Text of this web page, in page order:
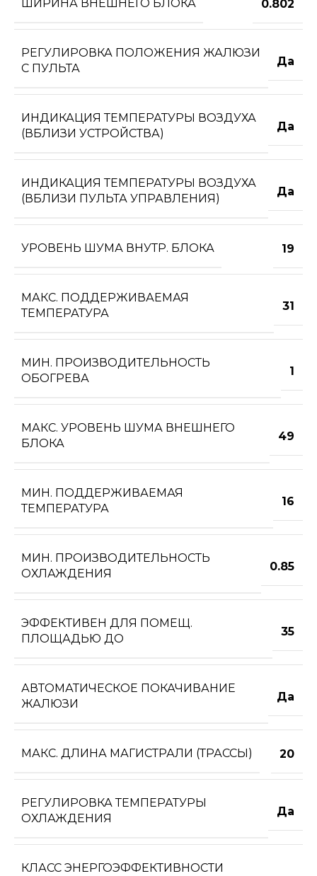
ШИРИНА ВНЕШНЕГО БЛОКА 0.802
РЕГУЛИРОВКА ПОЛОЖЕНИЯ ЖАЛЮЗИ
С ПУЛЬТА
Да
ИНДИКАЦИЯ ТЕМПЕРАТУРЫ ВОЗДУХА
(ВБЛИЗИ УСТРОЙСТВА)
Да
ИНДИКАЦИЯ ТЕМПЕРАТУРЫ ВОЗДУХА
(ВБЛИЗИ ПУЛЬТА УПРАВЛЕНИЯ)
Да
УРОВЕНЬ ШУМА ВНУТР. БЛОКА 19
МАКС. ПОДДЕРЖИВАЕМАЯ
ТЕМПЕРАТУРА
31
МИН. ПРОИЗВОДИТЕЛЬНОСТЬ
ОБОГРЕВА
1
МАКС. УРОВЕНЬ ШУМА ВНЕШНЕГО
БЛОКА
49
МИН. ПОДДЕРЖИВАЕМАЯ
ТЕМПЕРАТУРА
16
МИН. ПРОИЗВОДИТЕЛЬНОСТЬ
ОХЛАЖДЕНИЯ
0.85
ЭФФЕКТИВЕН ДЛЯ ПОМЕЩ.
ПЛОЩАДЬЮ ДО
35
АВТОМАТИЧЕСКОЕ ПОКАЧИВАНИЕ
ЖАЛЮЗИ
Да
МАКС. ДЛИНА МАГИСТРАЛИ (ТРАССЫ) 20
РЕГУЛИРОВКА ТЕМПЕРАТУРЫ
ОХЛАЖДЕНИЯ
Да
КЛАСС ЭНЕРГОЭФФЕКТИВНОСТИ